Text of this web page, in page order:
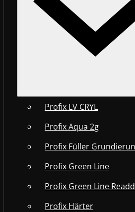
Profix LV CRYL
Profix Aqua 2g
Profix Füller
Profix Green Line
Profix Green Line
Profix Härter